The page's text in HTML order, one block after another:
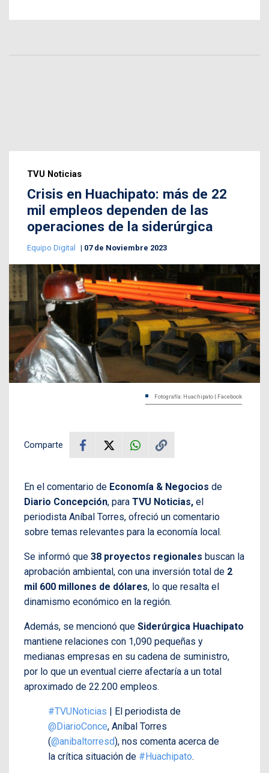
TVU Noticias
Crisis en Huachipato: más de 22
mil empleos dependen de las
operaciones de la siderúrgica
Equipo Digital 07 de Noviembre 2023
Fotografía: Huachipato | Facebook
Comparte
En el comentario de Economía & Negocios de
Diario Concepción, para TVU Noticias, el
periodista Aníbal Torres, ofreció un comentario
sobre temas relevantes para la economía local.
Se informó que 38 proyectos regionales buscan la
aprobación ambiental, con una inversión total de 2
mil 600 millones de dólares, lo que resalta el
dinamismo económico en la región.
Además, se mencionó que Siderúrgica Huachipato
mantiene relaciones con 1,090 pequeñas y
medianas empresas en su cadena de suministro,
por lo que un eventual cierre afectaría a un total
aproximado de 22.200 empleos.
#TVUNoticias | El periodista de
@DiarioConce, Aníbal Torres
(@anibaltorresd), nos comenta acerca de
la crítica situación de #Huachipato.